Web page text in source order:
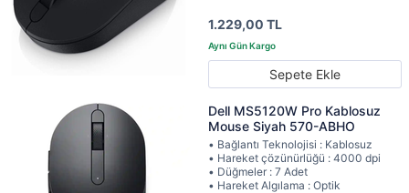
1.229,00 TL
Sepete Ekle
Dell MS5120W Pro Kablosuz
Mouse Siyah 570-ABHO
• Bağlantı Teknolojisi : Kablosuz
• Hareket çözünürlüğü : 4000 dpi
• Düğmeler : 7 Adet
• Hareket Algılama : Optik